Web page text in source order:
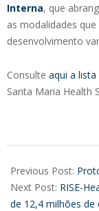
Interna, que
as modalidades
desenvolvimento
Consulte aqui a
Santa Maria Health
04-
17
Previous Post:
Next Post: RISE-
de 12,4 milhões de